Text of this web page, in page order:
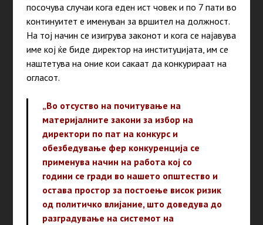
посочува случаи кога еден ист човек и по 7 пати во
континуитет е именуван за вршител на должност.
На тој начин се изигрува законот и кога се најавува
име кој ќе биде директор на институцијата, им се
наштетува на оние кои сакаат да конкурираат на
огласот.
„Во отсуство на почитување на
материјалните закони за избор на
директори по пат на конкурс и
обезбедување фер конкуренција се
применува начин на работа кој со
години се гради во нашето општество и
остава простор за постоење висок ризик
од политичко влијание, што доведува до
разградување на системот на